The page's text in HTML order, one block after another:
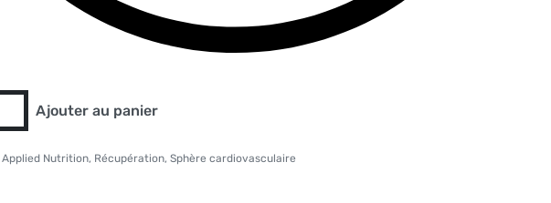
Ajouter au panier
Applied Nutrition, Récupération, Sphère cardiovasculaire